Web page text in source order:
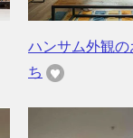
ハンサム外観の
ち